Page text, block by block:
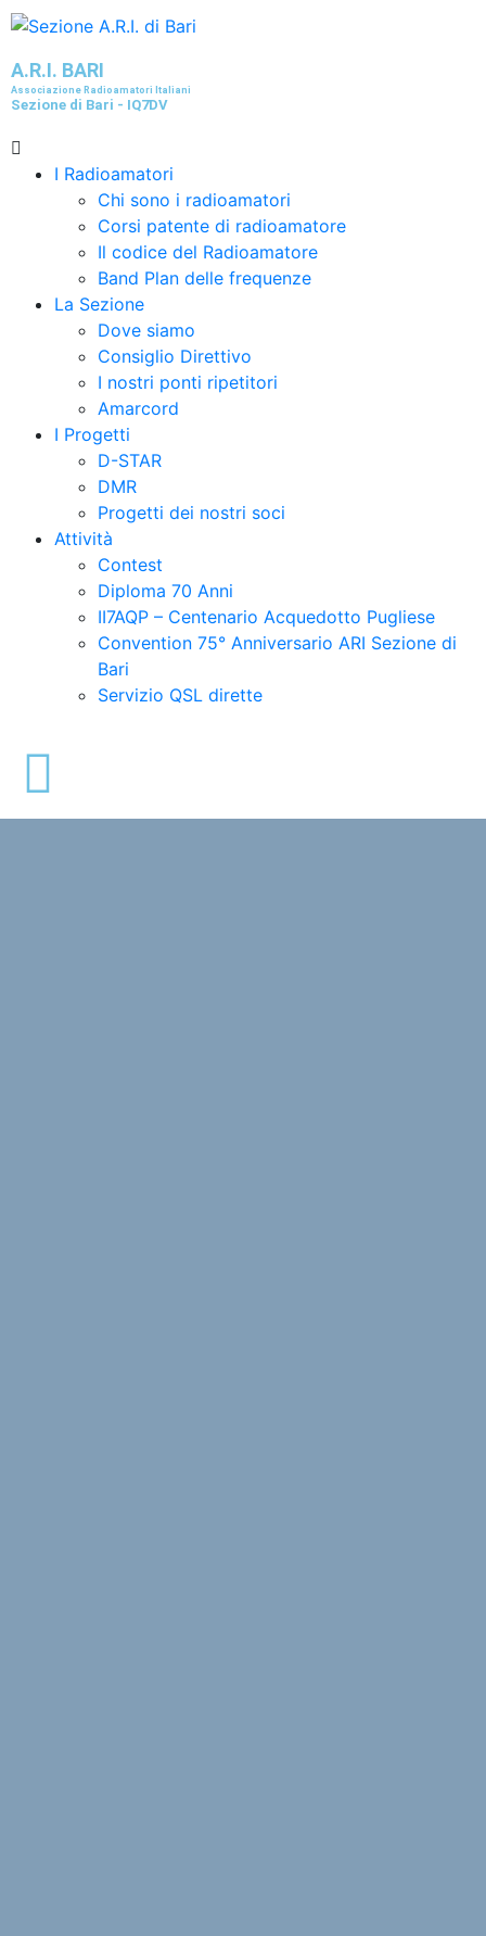
A.R.I. BARI
Associazione Radioamatori Italiani
Sezione di Bari - IQ7DV
I Radioamatori
Chi sono i radioamatori
Corsi patente di radioamatore
Il codice del Radioamatore
Band Plan delle frequenze
La Sezione
Dove siamo
Consiglio Direttivo
I nostri ponti ripetitori
Amarcord
I Progetti
D-STAR
DMR
Progetti dei nostri soci
Attività
Contest
Diploma 70 Anni
II7AQP – Centenario Acquedotto Pugliese
Convention 75° Anniversario ARI Sezione di
Bari​
Servizio QSL dirette